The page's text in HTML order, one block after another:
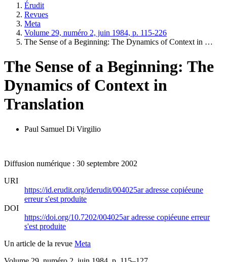
Érudit
Revues
Meta
Volume 29, numéro 2, juin 1984, p. 115-226
The Sense of a Beginning: The Dynamics of Context in …
The Sense of a Beginning: The
Dynamics of Context in
Translation
Paul Samuel Di Virgilio
Diffusion numérique : 30 septembre 2002
URI
https://id.erudit.org/iderudit/004025aradresse copiéeune
erreur s'est produite
DOI
https://doi.org/10.7202/004025aradresse copiéeune erreur
s'est produite
Un article de la revue Meta